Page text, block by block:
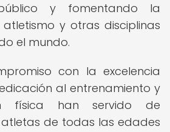
y fomentando la
y otras disciplinas
el mundo.
con la excelencia
al entrenamiento y
física han servido de
de todas las edades